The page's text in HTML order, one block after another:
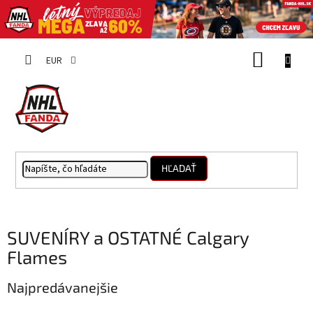
EUR
HĽADAŤ
SUVENÍRY a OSTATNÉ Calgary
Flames
Najpredávanejšie